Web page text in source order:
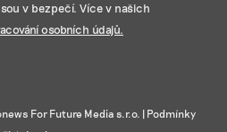
v bezpečí. Více v našich
osobních údajů.
For Future Media s.r.o. | Podmínky